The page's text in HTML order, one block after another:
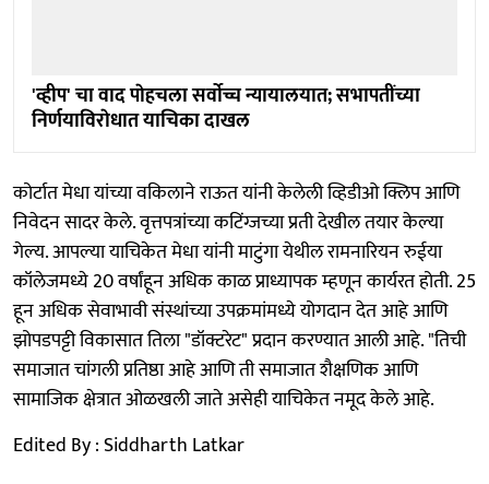
'व्हीप' चा वाद पाेहचला सर्वाेच्च न्यायालयात; सभापतींच्या
निर्णयाविराेधात याचिका दाखल
कोर्टात मेधा यांच्या वकिलाने राऊत यांनी केलेली व्हिडीओ क्लिप आणि
निवेदन सादर केले. वृत्तपत्रांच्या कटिंग्जच्या प्रती देखील तयार केल्या
गेल्य. आपल्या याचिकेत मेधा यांनी माटुंगा येथील रामनारियन रुईया
कॉलेजमध्ये 20 वर्षांहून अधिक काळ प्राध्यापक म्हणून कार्यरत होती. 25
हून अधिक सेवाभावी संस्थांच्या उपक्रमांमध्ये योगदान देत आहे आणि
झोपडपट्टी विकासात तिला "डॉक्टरेट" प्रदान करण्यात आली आहे. "तिची
समाजात चांगली प्रतिष्ठा आहे आणि ती समाजात शैक्षणिक आणि
सामाजिक क्षेत्रात ओळखली जाते असेही याचिकेत नमूद केले आहे.
Edited By : Siddharth Latkar